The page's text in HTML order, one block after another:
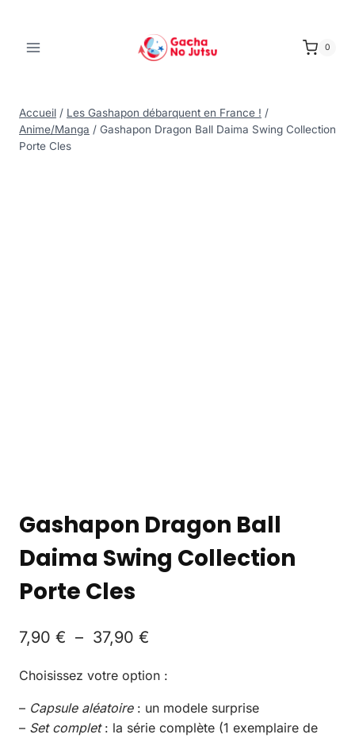
0
Accueil / Les Gashapon débarquent en France ! /
Anime/Manga / Gashapon Dragon Ball Daima Swing Collection
Porte Cles
Gashapon Dragon Ball
Daima Swing Collection
Porte Cles
7,90 € – 37,90 €
Choisissez votre option :
– Capsule aléatoire: un modele surprise
– Set complet: la série complète (1 exemplaire de